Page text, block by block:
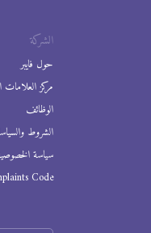
الشركة
حول فايبر
مركز العلامات
الوظائف
الشروط
سياسة
Code